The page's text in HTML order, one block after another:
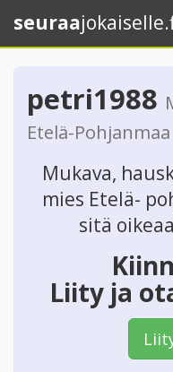
seuraa
petri1988
Etelä-Pohjanmaa
Mukava,
mies Etelä-
sitä
Liity ja